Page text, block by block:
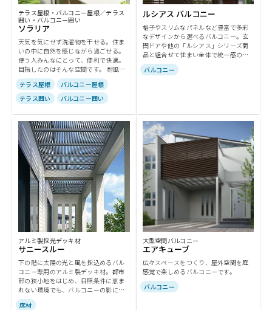
テラス屋根・バルコニー屋根／テラス
囲い・バルコニー囲い
ソラリア
天気を気にせず洗濯物を干せる。住ま
いの中に自然を感じながら過ごせる。
使う人みんなにとって、便利で快適。
目指したのはそんな空間です。 耐風圧
最大42m/秒、耐積雪最大100cm相当※
雪や風にも安心です。 ※［屋根］前面
パネル・側面パネル取付け等は除く。
［囲い］屋根部のみ。
テラス屋根
バルコニー屋根
テラス囲い
バルコニー囲い
ルシアス バルコニー
格子やスリムなパネルなど豊富で多彩
なデザインから選べるバルコニー。玄
関ドアや他の「ルシアス」シリーズ商
品と組合せて住まい全体で統一感のあ
る外観を演出できます。
バルコニー
アルミ製採光デッキ材
サニースルー
下の階に太陽の光と風を採込めるバル
コニー専用のアルミ製デッキ材。都市
部の狭小地をはじめ、日照条件に恵ま
れない環境でも、バルコニーの影にな
っていた下の階に光や風を導きます。
床材
大型空間バルコニー
エアキューブ
広々スペースをつくり、屋外空間を庭
感覚で楽しめるバルコニーです。
バルコニー